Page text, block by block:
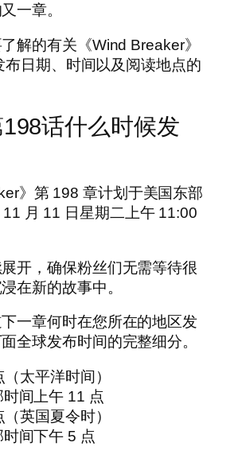
一章。
解的有关《Wind Breaker》
布日期、时间以及阅读地点的
话什么时候发
》第 198 章计划于美国东部
月 11 日星期二上午 11:00
开，确保粉丝们无需等待很
在新的故事中。
一章何时在您所在的地区发
全球发布时间的完整细分。
（太平洋时间）
间上午 11 点
英国夏令时）
间下午 5 点